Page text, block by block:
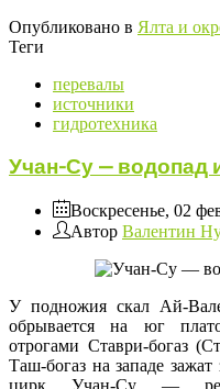
Опубликовано в Ялта и
Теги
перевалы
источники
гидротехника
Учан-Су — водопад
Воскресенье, 02
Автор Валентин
У подножия скал Ай-
обрывается на юг
отрогами Ставри-богаз
Таш-богаз на западе
цирк Учан-Су —